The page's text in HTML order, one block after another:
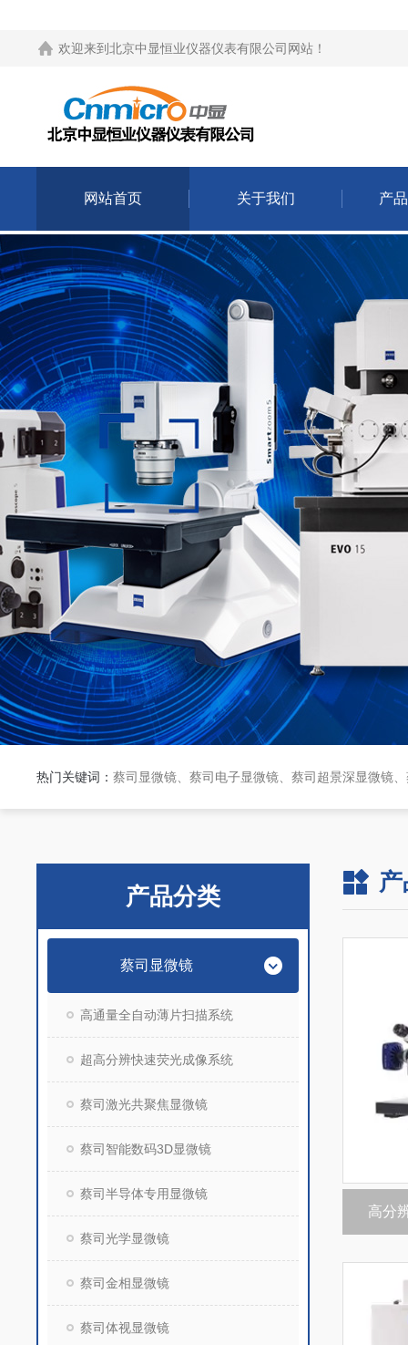
欢迎来到 北京中显恒业仪器仪表有限公司网站 ！
网站首页 关于我们 产
热门关键词： 蔡司显微镜、蔡司电子显微镜、蔡司超景深显微镜
产品分类
蔡司显微镜
高通量全自动薄片扫描系统
超高分辨快速荧光成像系统
蔡司激光共聚焦显微镜
蔡司智能数码3D显微镜
蔡司半导体专用显微镜
蔡司光学显微镜
蔡司金相显微镜
蔡司体视显微镜
高分